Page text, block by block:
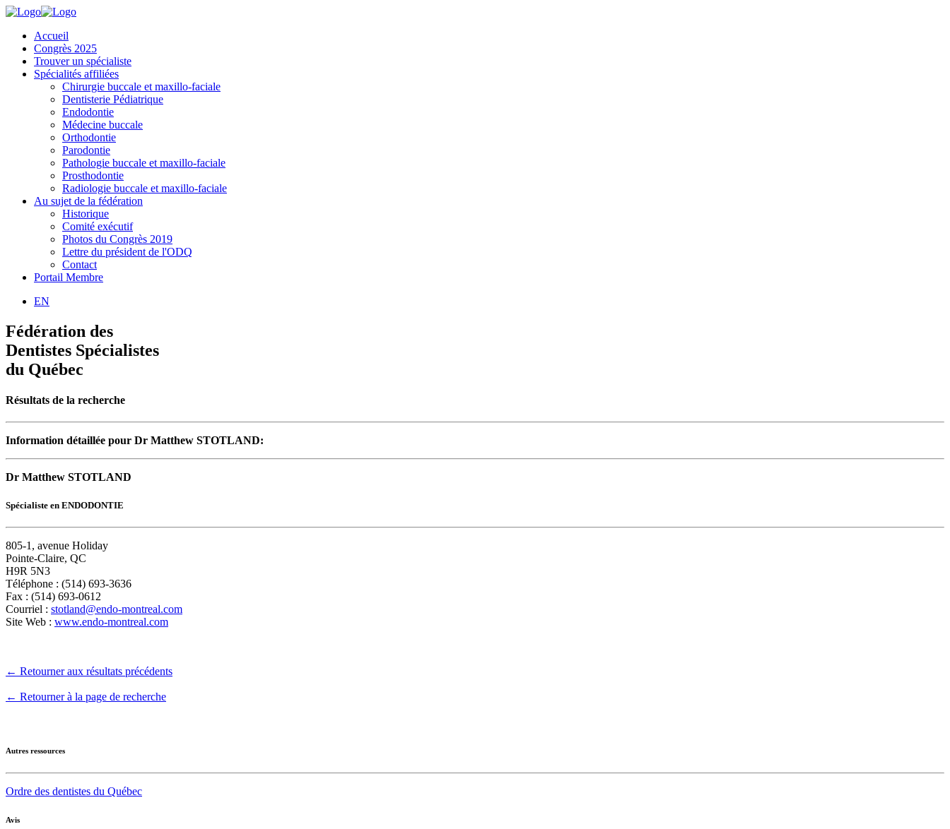
Accueil
Congrès 2025
Trouver un spécialiste
Spécialités affiliées
Chirurgie buccale et maxillo-faciale
Dentisterie Pédiatrique
Endodontie
Médecine buccale
Orthodontie
Parodontie
Pathologie buccale et maxillo-faciale
Prosthodontie
Radiologie buccale et maxillo-faciale
Au sujet de la fédération
Historique
Comité exécutif
Photos du Congrès 2019
Lettre du président de l'ODQ
Contact
Portail Membre
EN
Fédération des
Dentistes Spécialistes
du Québec
Résultats de la recherche
Information détaillée pour Dr Matthew STOTLAND:
Dr Matthew STOTLAND
Spécialiste en ENDODONTIE
805-1, avenue Holiday
Pointe-Claire, QC
H9R 5N3
Téléphone : (514) 693-3636
Fax : (514) 693-0612
Courriel : stotland@endo-montreal.com
Site Web : www.endo-montreal.com
← Retourner aux résultats précédents
← Retourner à la page de recherche
Autres ressources
Ordre des dentistes du Québec
Avis